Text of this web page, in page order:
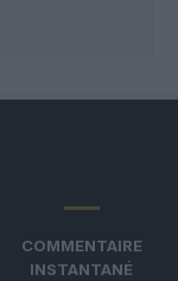
COMMENTAIRE
INSTANTANÉ